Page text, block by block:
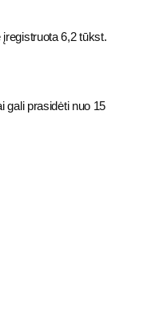
6,2 tūkst.
gali prasidėti nuo 15